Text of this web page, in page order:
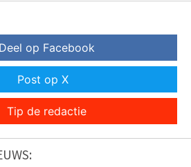
Deel op Facebook
Post op X
Tip de redactie